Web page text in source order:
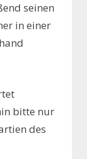
seinen
in einer
bitte nur
des